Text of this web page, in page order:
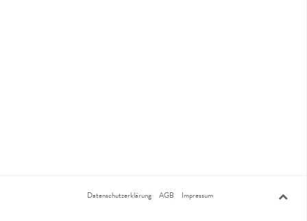
Datenschutzerklärung AGB Impressum